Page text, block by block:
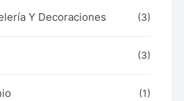
Y Decoraciones (3)
(3)
(1)